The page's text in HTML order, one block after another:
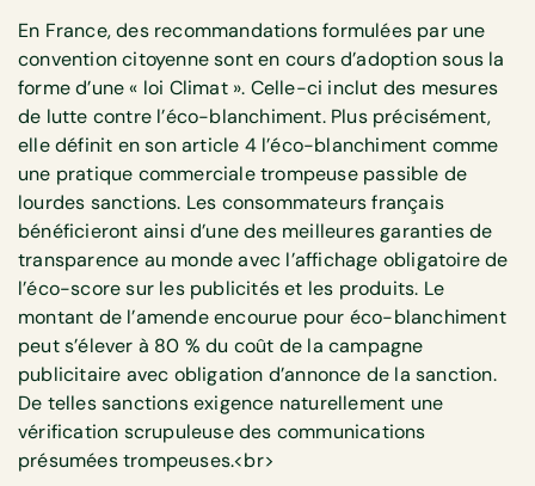
En France, des recommandations formulées par une
convention citoyenne sont en cours d’adoption sous la
forme d’une « loi Climat ». Celle-ci inclut des mesures
de lutte contre l’éco-blanchiment. Plus précisément,
elle définit en son article 4 l’éco-blanchiment comme
une pratique commerciale trompeuse passible de
lourdes sanctions. Les consommateurs français
bénéficieront ainsi d’une des meilleures garanties de
transparence au monde avec l’affichage obligatoire de
l’éco-score sur les publicités et les produits. Le
montant de l’amende encourue pour éco-blanchiment
peut s’élever à 80 % du coût de la campagne
publicitaire avec obligation d’annonce de la sanction.
De telles sanctions exigence naturellement une
vérification scrupuleuse des communications
présumées trompeuses.<br>